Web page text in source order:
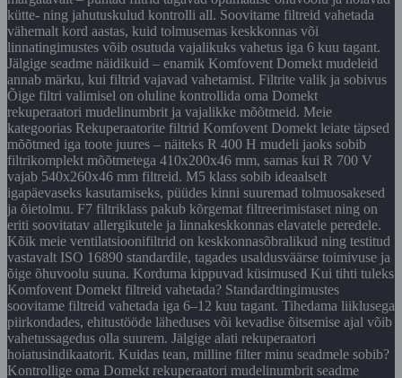
kütte- ning jahutuskulud kontrolli all. Soovitame filtreid vahetada
vähemalt kord aastas, kuid tolmusemas keskkonnas või
linnatingimustes võib osutuda vajalikuks vahetus iga 6 kuu tagant.
Jälgige seadme näidikuid – enamik Komfovent Domekt mudeleid
annab märku, kui filtrid vajavad vahetamist. Filtrite valik ja sobivus
Õige filtri valimisel on oluline kontrollida oma Domekt
rekuperaatori mudelinumbrit ja vajalikke mõõtmeid. Meie
kategoorias Rekuperaatorite filtrid Komfovent Domekt leiate täpsed
mõõtmed iga toote juures – näiteks R 400 H mudeli jaoks sobib
filtrikomplekt mõõtmetega 410x200x46 mm, samas kui R 700 V
vajab 540x260x46 mm filtreid. M5 klass sobib ideaalselt
igapäevaseks kasutamiseks, püüdes kinni suuremad tolmuosakesed
ja õietolmu. F7 filtriklass pakub kõrgemat filtreerimistaset ning on
eriti soovitatav allergikutele ja linnakeskkonnas elavatele peredele.
Kõik meie ventilatsioonifiltrid on keskkonnasõbralikud ning testitud
vastavalt ISO 16890 standardile, tagades usaldusväärse toimivuse ja
õige õhuvoolu suuna. Korduma kippuvad küsimused Kui tihti tuleks
Komfovent Domekt filtreid vahetada? Standardtingimustes
soovitame filtreid vahetada iga 6–12 kuu tagant. Tihedama liiklusega
piirkondades, ehitustööde läheduses või kevadise õitsemise ajal võib
vahetussagedus olla suurem. Jälgige alati rekuperaatori
hoiatusindikaatorit. Kuidas tean, milline filter minu seadmele sobib?
Kontrollige oma Domekt rekuperaatori mudelinumbrit seadme